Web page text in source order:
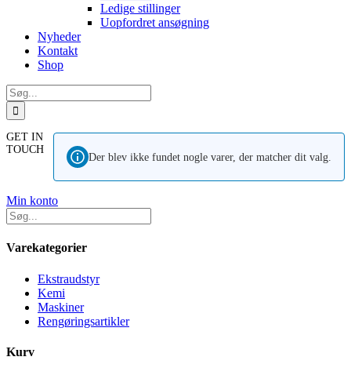
Ledige stillinger
Uopfordret ansøgning
Nyheder
Kontakt
Shop
Søg
efter:
Der blev ikke fundet nogle varer, der matcher dit valg.
Min konto
Varekategorier
Ekstraudstyr
Kemi
Maskiner
Rengøringsartikler
Kurv
GET IN
TOUCH